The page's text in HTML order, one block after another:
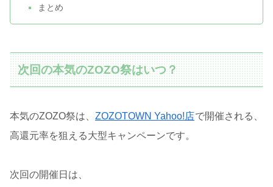
まとめ
次回の本気のZOZO祭はいつ？
本気のZOZO祭は、 ZOZOTOWN Yahoo!店で開催される、
高還元率を狙える大型キャンペーンです。
次回の開催日は、